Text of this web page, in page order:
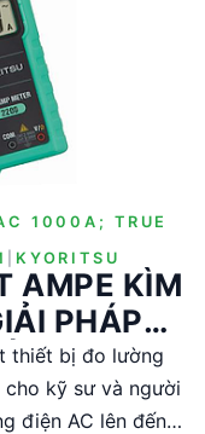
1000A; TRUE
KYORITSU
AMPE KÌM
PHÁP
CHO KỸ
thiết bị đo lường
kỹ sư và người
điện AC lên đến